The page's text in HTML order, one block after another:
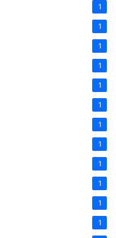
1
1
1
1
1
1
1
1
1
1
1
1